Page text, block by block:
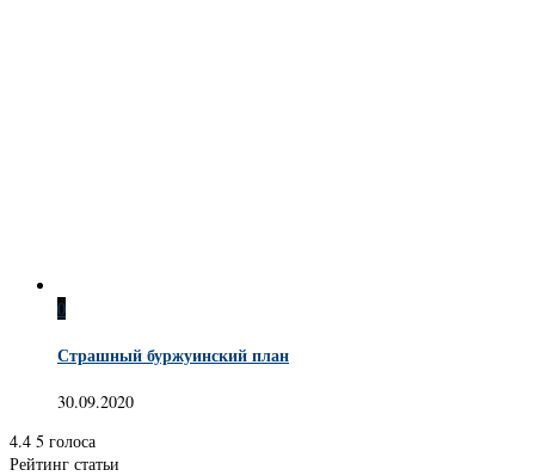
0
Страшный буржуинский план
30.09.2020
4.4 5 голоса
Рейтинг статьи